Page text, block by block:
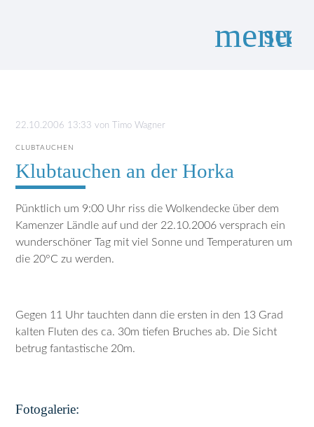
menu
22.10.2006 13:33 von Timo Wagner
CLUBTAUCHEN
Klubtauchen an der Horka
Pünktlich um 9:00 Uhr riss die Wolkendecke über dem
Kamenzer Ländle auf und der 22.10.2006 versprach ein
wunderschöner Tag mit viel Sonne und Temperaturen um
die 20°C zu werden.
Gegen 11 Uhr tauchten dann die ersten in den 13 Grad
kalten Fluten des ca. 30m tiefen Bruches ab. Die Sicht
betrug fantastische 20m.
Fotogalerie: